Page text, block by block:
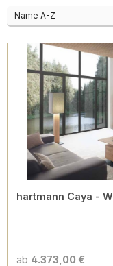
hartmann Caya -
ab 4.373,00 €